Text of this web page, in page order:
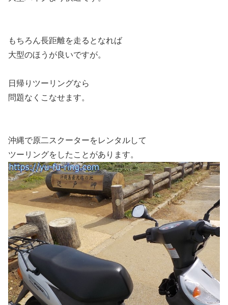
もちろん長距離を走るとなれば
大型のほうが良いですが。
日帰りツーリングなら
問題なくこなせます。
沖縄で原二スクーターをレンタルして
ツーリングをしたことがあります。